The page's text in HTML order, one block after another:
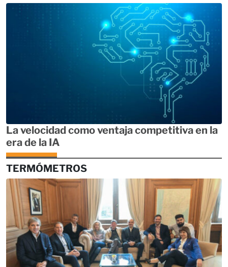
La velocidad como ventaja competitiva en la
era de la IA
TERMÓMETROS